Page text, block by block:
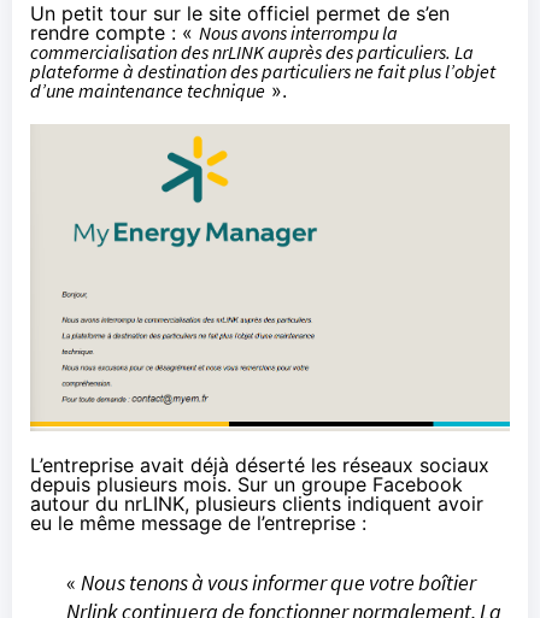
Un petit tour sur le site officiel permet de s’en
rendre compte : « Nous avons interrompu la
commercialisation des nrLINK auprès des particuliers. La
plateforme à destination des particuliers ne fait plus l’objet
d’une maintenance technique ».
L’entreprise avait déjà déserté les réseaux sociaux
depuis plusieurs mois. Sur un groupe Facebook
autour du nrLINK, plusieurs clients indiquent avoir
eu le même message de l’entreprise :
« Nous tenons à vous informer que votre boîtier
Nrlink continuera de fonctionner normalement. La